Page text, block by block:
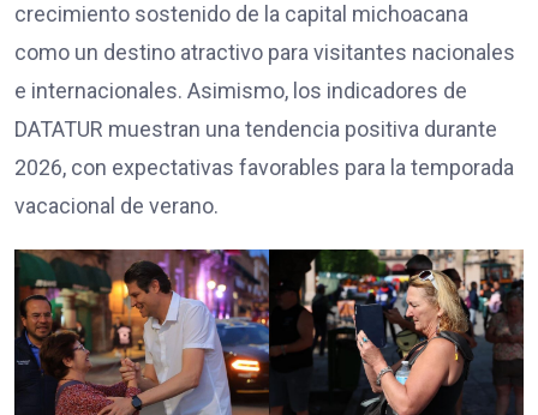
crecimiento sostenido de la capital michoacana
como un destino atractivo para visitantes nacionales
e internacionales. Asimismo, los indicadores de
DATATUR muestran una tendencia positiva durante
2026, con expectativas favorables para la temporada
vacacional de verano.